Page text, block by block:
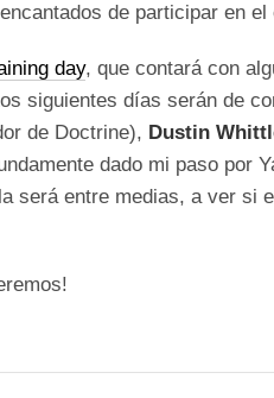
de participar en el
day, que contará con
siguientes días serán de
de Doctrine), Dustin
dado mi paso por
será entre medias, a ver si